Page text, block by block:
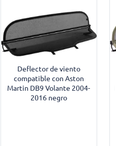
Deflector de viento
compatible con Aston
Martin DB9 Volante 2004-
2016 negro